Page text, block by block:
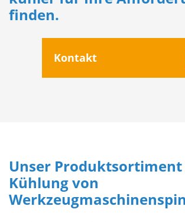
finden.
Kontakt
Unser
Kühlung von